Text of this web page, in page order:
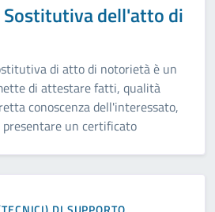
Sostitutiva dell'atto di
di atto di notorietà è un
di attestare fatti, qualità
conoscenza dell'interessato,
presentare un certificato